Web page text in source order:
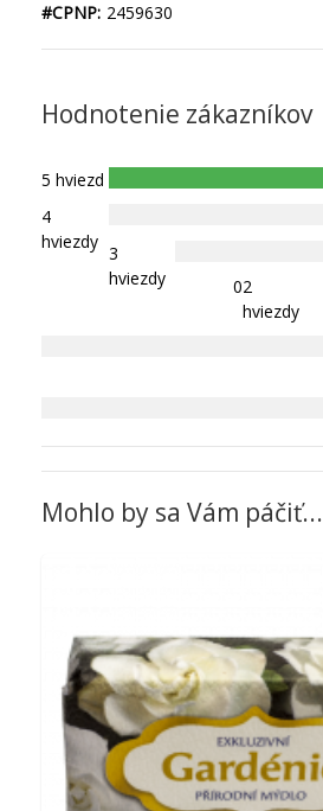
#CPNP: 2459630
Hodnotenie zákazníkov
5 hviezd
4
hviezdy
3
hviezdy
02
hviezdy
Mohlo by sa Vám páčiť...